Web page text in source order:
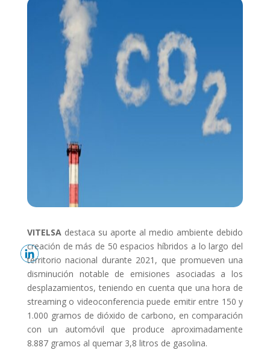
VITELSAdestaca su aporte al medio ambiente debido
creación de más de 50 espacios híbridos a lo largo del
territorio nacional durante 2021, que promueven una
disminución notable de emisiones asociadas a los
desplazamientos, teniendo en cuenta que una hora de
streaming o videoconferencia puede emitir entre 150 y
1.000 gramos de dióxido de carbono, en comparación
con un automóvil que produce aproximadamente
8.887 gramos al quemar 3,8 litros de gasolina.